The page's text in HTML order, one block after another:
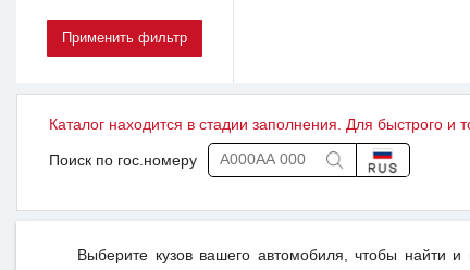
Каталог находится в стадии заполнения. Для быстрого и
Поиск по гос.номеру
Выберите кузов вашего автомобиля, чтобы найти и